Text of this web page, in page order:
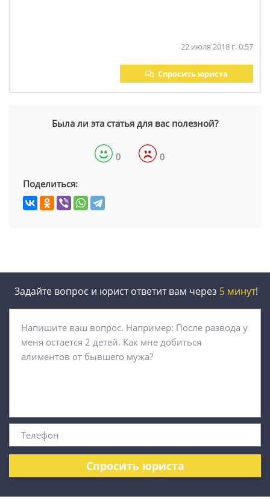
22 июля 2018 г. 0:57
Спросить юриста
Была ли эта статья для вас полезной?
0 0
Поделиться:
Задайте вопрос и юрист ответит вам через 5 минут!
Спросить юриста